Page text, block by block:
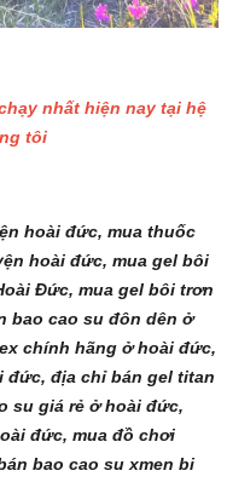
nhất hiện nay tại hệ
tôi
hoài đức, mua thuốc
hoài đức, mua gel bôi
Đức, mua gel bôi trơn
bao cao su đôn dên ở
chính hãng ở hoài đức,
đức, địa chỉ bán gel titan
su giá rẻ ở hoài đức,
đức, mua đồ chơi
bao cao su xmen bi